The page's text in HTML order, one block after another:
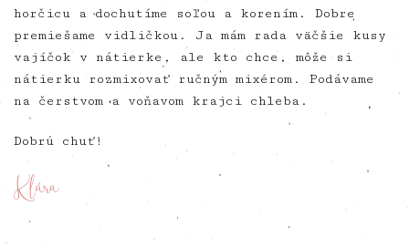
horčicu a dochutíme soľou a korením. Dobre
premiešame vidličkou. Ja mám rada väčšie kusy
vajíčok v nátierke, ale kto chce, môže si
nátierku rozmixovať ručným mixérom. Podávame
na čerstvom a voňavom krajci chleba.
Dobrú chuť!